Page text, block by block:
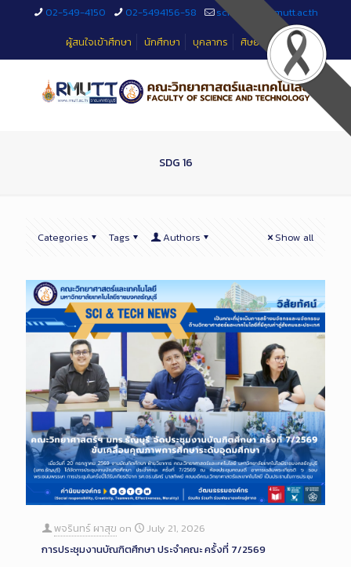
02-549-4150 02-5494156-58
sciteched@rmutt.ac.th
ผู้สนใจเข้าศึกษา
นักศึกษา บุคลากร ศิษย์เก่า
SDG 16
Categories Tags Authors Show all
พจรินทร์ ผาสุข on
July 21, 2026
การประชุมงานบัณฑิตศึกษา ประจำคณะ ครั้งที่ 7/2569